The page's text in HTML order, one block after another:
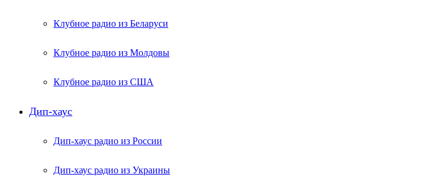
Клубное радио из Беларуси
Клубное радио из Молдовы
Клубное радио из США
Дип-хаус
Дип-хаус радио из России
Дип-хаус радио из Украины